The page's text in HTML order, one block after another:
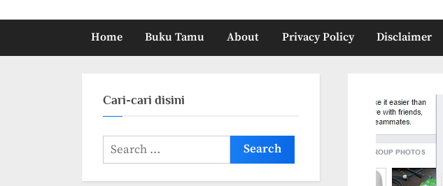
Home Buku Tamu About Privacy Policy Disclaimer
Cari-cari disini
Search
for: